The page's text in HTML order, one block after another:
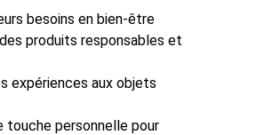
besoins en bien-être
produits responsables et
expériences aux objets
touche personnelle pour